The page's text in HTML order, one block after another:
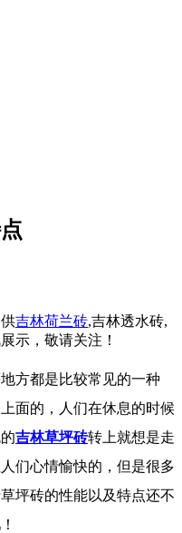
吉林荷兰砖,吉林透水砖,
示，敬请关注！
方都是比较常见的一种
面的，人们在休息的时候
吉林草坪砖转上就想是走
们心情愉快的，但是很多
坪砖的性能以及特点还不